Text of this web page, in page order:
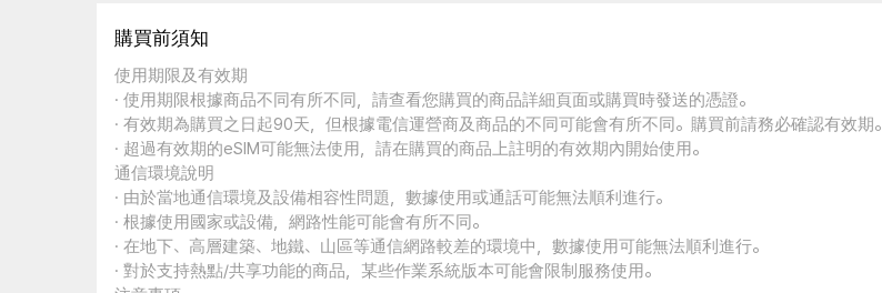
購買前須知
使用期限及有效期
· 使用期限根據商品不同有所不同，請查看您購買的商品詳細頁面或購買時發送的憑證。
· 有效期為購買之日起90天，但根據電信運營商及商品的不同可能會有所不同。購買前請務必確認有效期。
· 超過有效期的eSIM可能無法使用，請在購買的商品上註明的有效期內開始使用。
通信環境說明
· 由於當地通信環境及設備相容性問題，數據使用或通話可能無法順利進行。
· 根據使用國家或設備，網路性能可能會有所不同。
· 在地下、高層建築、地鐵、山區等通信網路較差的環境中，數據使用可能無法順利進行。
· 對於支持熱點/共享功能的商品，某些作業系統版本可能會限制服務使用。